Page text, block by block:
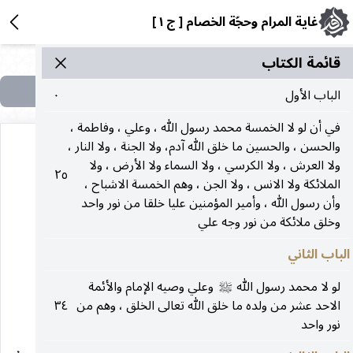
غاية المرام وحجّة الخصام [ ج ١ ]
قائمة الکتاب
الباب الأول
٠
في أن لو لا الخمسة محمد رسول الله ، وعلي ، وفاطمة ،
والحسن ، والحسين ما خلق الله آدم، ولا الجنة ، ولا النار ،
ولا العرش ، ولا الكرسي ، ولا السماء ولا الأرض ، ولا
الملائكة ولا الانس ، ولا الجن ، وهم الخمسة الاشباح ،
وأن رسول الله ، وأمير المؤمنين عليا خلقا من نور واحد
وخلق ملائكة من نور وجه علي
٢٥
الباب الثاني
لو لا محمد رسول الله صلى‌الله‌عليه‌وآله وعلي وصيه الإمام والأئمة
الاحد عشر من ولده ما خلق الله تعالى الخلق ، وهم من
نور واحد
٣٤
الباب الخامس
من طريق العامة والخاصة.